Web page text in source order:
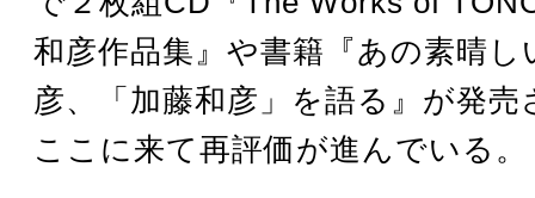
和彦作品集』や書籍『あの素晴し
彦、「加藤和彦」を語る』が発
ここに来て再評価が進んでいる。